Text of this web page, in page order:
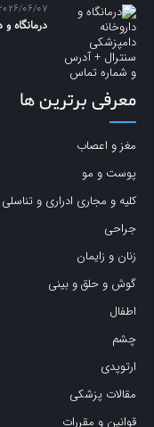
06/07
درمانگاه
معرفی برترین ها
مغز و اعصاب
پوست و مو
کلیه و مجاری ادراری و تناسلی
جراحی
زنان و زایمان
گوش و حلق و بینی
اطفال
چشم
ارتوپدی
مقالات پزشکی
قوانین و مقررات